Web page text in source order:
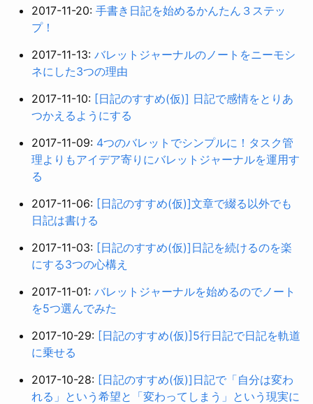
2017-11-20: 手書き日記を始めるかんたん３ステッ
プ！
2017-11-13: バレットジャーナルのノートをニーモシ
ネにした3つの理由
2017-11-10: [日記のすすめ(仮)] 日記で感情をとりあ
つかえるようにする
2017-11-09: 4つのバレットでシンプルに！タスク管
理よりもアイデア寄りにバレットジャーナルを運用す
る
2017-11-06: [日記のすすめ(仮)]文章で綴る以外でも
日記は書ける
2017-11-03: [日記のすすめ(仮)]日記を続けるのを楽
にする3つの心構え
2017-11-01: バレットジャーナルを始めるのでノート
を5つ選んでみた
2017-10-29: [日記のすすめ(仮)]5行日記で日記を軌道
に乗せる
2017-10-28: [日記のすすめ(仮)]日記で「自分は変わ
れる」という希望と「変わってしまう」という現実に